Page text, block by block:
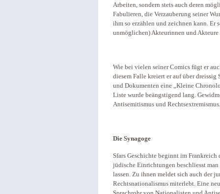
Arbeiten, sondern stets auch deren
Fabulieren, die Verzauberung seiner
ihm so erzählen und zeichnen kann.
unmöglichen) Akteurinnen und
Wie bei vielen seiner Comics fügt er
diesem Falle kreiert er auf über
und Dokumenten eine „Kleine
Liste wurde beängstigend lang.
Antisemitismus und Rechtsextremismus.
Die Synagoge
Sfars Geschichte beginnt im
jüdische Einrichtungen beschliesst
lassen. Zu ihnen meldet sich auch der
Rechtsnationalismus miterlebt. Eine